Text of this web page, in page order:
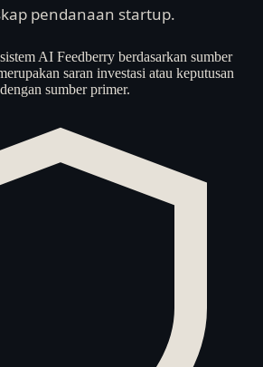
pendanaan startup.
AI Feedberry berdasarkan sumber
saran investasi atau keputusan
sumber primer.